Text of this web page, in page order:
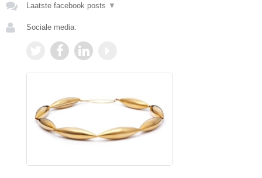
Laatste facebook posts ▼
Sociale media: